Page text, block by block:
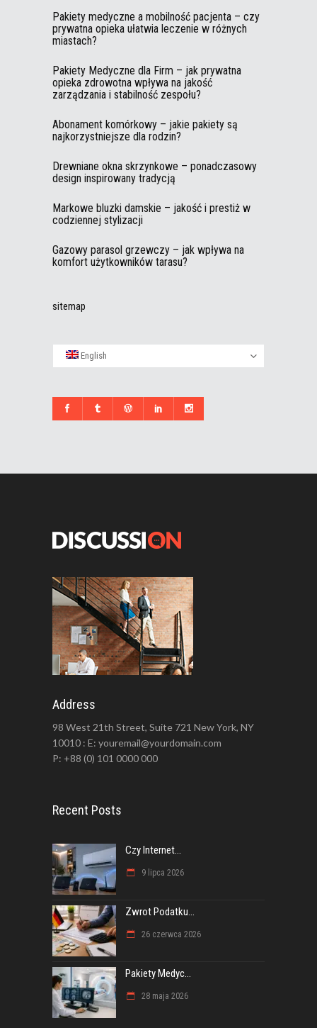
Pakiety medyczne a mobilność pacjenta – czy
prywatna opieka ułatwia leczenie w różnych
miastach?
Pakiety Medyczne dla Firm – jak prywatna
opieka zdrowotna wpływa na jakość
zarządzania i stabilność zespołu?
Abonament komórkowy – jakie pakiety są
najkorzystniejsze dla rodzin?
Drewniane okna skrzynkowe – ponadczasowy
design inspirowany tradycją
Markowe bluzki damskie – jakość i prestiż w
codziennej stylizacji
Gazowy parasol grzewczy – jak wpływa na
komfort użytkowników tarasu?
sitemap
English
Address
98 West 21th Street, Suite 721 New York, NY
10010 : E: youremail@yourdomain.com
P: +88 (0) 101 0000 000
Recent Posts
Czy Internet...
9 lipca 2026
Zwrot Podatku...
26 czerwca 2026
Pakiety Medyc...
28 maja 2026